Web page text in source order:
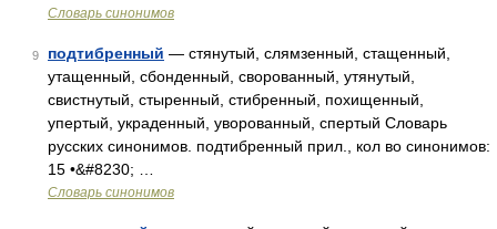
Словарь синонимов
9 подтибренный — стянутый, слямзенный, стащенный,
утащенный, сбонденный, сворованный, утянутый,
свистнутый, стыренный, стибренный, похищенный,
упертый, украденный, уворованный, спертый Словарь
русских синонимов. подтибренный прил., кол во синонимов:
15 •&#8230; …
Словарь синонимов